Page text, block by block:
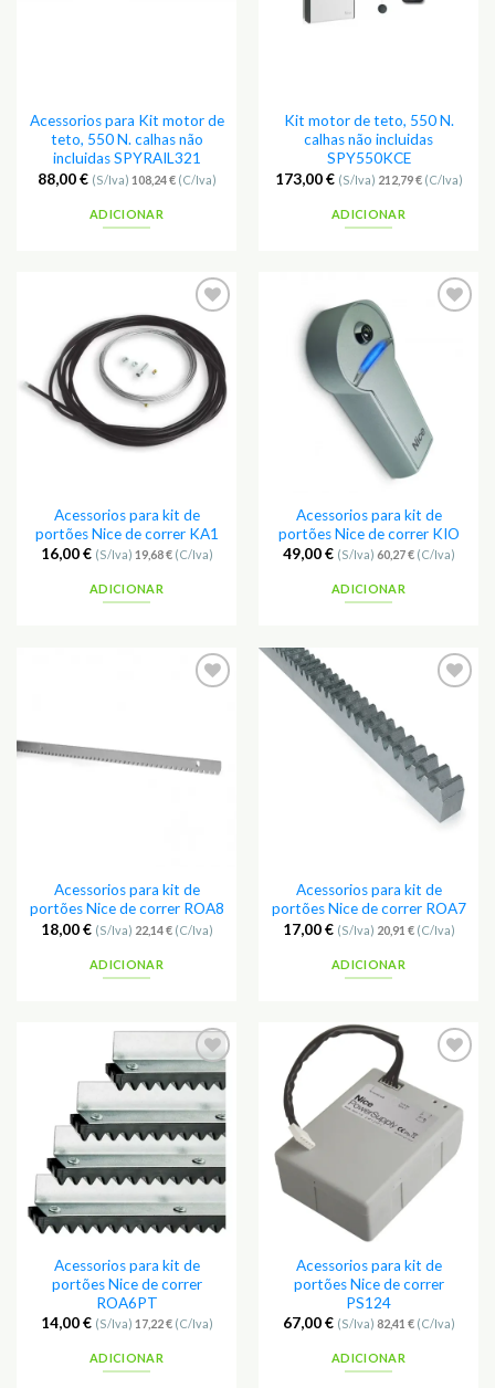
Acessorios para Kit motor de
teto, 550 N. calhas não
incluidas SPYRAIL321
88,00€ (S/Iva) 108,24€(C/Iva)
ADICIONAR
Kit motor de teto, 550 N.
calhas não incluidas
SPY550KCE
173,00€ (S/Iva) 212,79€(C/Iva)
ADICIONAR
Adicionar
aos
Favoritos
Acessorios para kit de
portões Nice de correr KA1
16,00€ (S/Iva) 19,68€(C/Iva)
ADICIONAR
Acessorios para kit de
portões Nice de correr KIO
49,00€ (S/Iva) 60,27€(C/Iva)
ADICIONAR
Acessorios para kit de
portões Nice de correr ROA8
18,00€ (S/Iva) 22,14€(C/Iva)
ADICIONAR
Favoritos
Acessorios para kit de
portões Nice de correr ROA7
17,00€ (S/Iva) 20,91 €(C/Iva)
ADICIONAR
Adicionar
aos
Favoritos
Acessorios para kit de
portões Nice de correr
ROA6PT
14,00€ (S/Iva) 17,22€(C/Iva)
ADICIONAR
aos
Favoritos
Acessorios para kit de
portões Nice de correr
PS124
67,00€ (S/Iva) 82,41 €(C/Iva)
ADICIONAR